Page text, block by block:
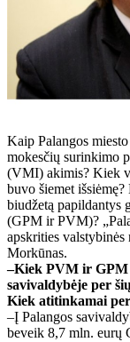
Kaip Palangos
mokesčių surinkimo
(VMI) akimis? Kiek
buvo šiemet
biudžetą papildantys
(GPM ir PVM)?
apskrities
Morkūnas.
–Kiek PVM ir GPM
savivaldybėje per
Kiek atitinkamai
–Į Palangos
beveik 8,7 mln. eurų